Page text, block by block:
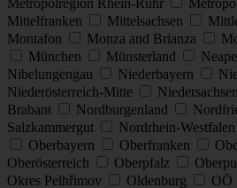
Metropolregion Rhein-Ruhr
Mittelfranken
Mittelsachsen
Montafon
Monza and Brianza
München
Münsterland
Nibelungengau
Niederbayern
Niederösterreich-Mitte
Niedersachsen
Brabant
Nordburgenland
Salzkammergut
Nordrhein-Westfalen
Oberbayern
Oberfranken
Oberösterreich
Oberpfalz
Okres Pelhřimov
Oldenburg OÖ